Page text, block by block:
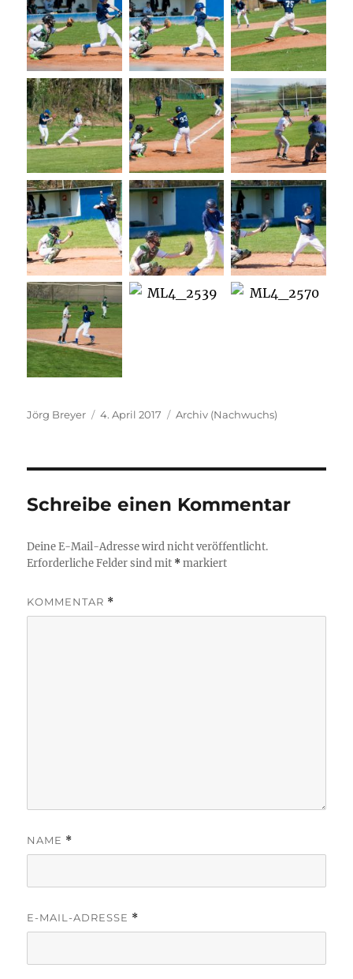
Autor
Jörg Breyer
Veröffentlicht
4. April 2017 Kategorien
Archiv (Nachwuchs)
Schreibe einen Kommentar
Deine E-Mail-Adresse wird nicht veröffentlicht.
Erforderliche Felder sind mit *markiert
KOMMENTAR *
NAME *
E-MAIL-ADRESSE *